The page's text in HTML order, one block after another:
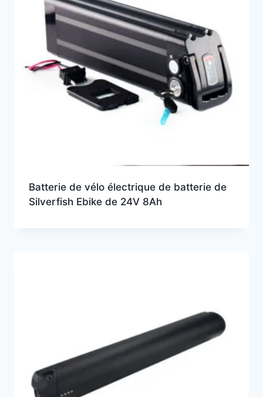
Batterie de vélo électrique de batterie de
Silverfish Ebike de 24V 8Ah